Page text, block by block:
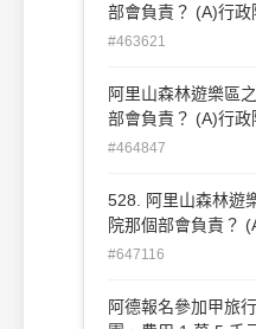
部會負責？ (A)行政
部(C)內政部 (D)財政
#463621
阿里山森林遊樂區
部會負責？ (A)行政
部(C)內政部 (D)財政
#464847
528. 阿里山森林遊樂區之經營管理由行政
院那個部會負責？ (A)行政院農業委員會
#647116
阿德報名參加甲旅